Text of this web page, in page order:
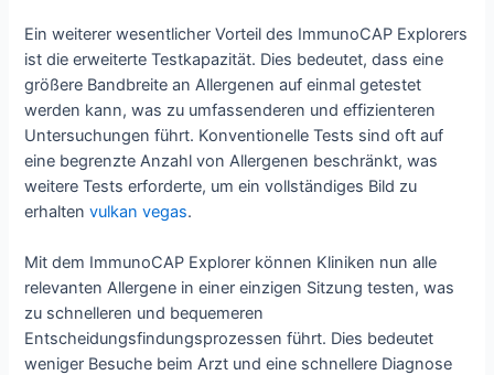
Ein weiterer wesentlicher Vorteil des ImmunoCAP Explorers
ist die erweiterte Testkapazität. Dies bedeutet, dass eine
größere Bandbreite an Allergenen auf einmal getestet
werden kann, was zu umfassenderen und effizienteren
Untersuchungen führt. Konventionelle Tests sind oft auf
eine begrenzte Anzahl von Allergenen beschränkt, was
weitere Tests erforderte, um ein vollständiges Bild zu
erhaltenvulkan vegas.
Mit dem ImmunoCAP Explorer können Kliniken nun alle
relevanten Allergene in einer einzigen Sitzung testen, was
zu schnelleren und bequemeren
Entscheidungsfindungsprozessen führt. Dies bedeutet
weniger Besuche beim Arzt und eine schnellere Diagnose